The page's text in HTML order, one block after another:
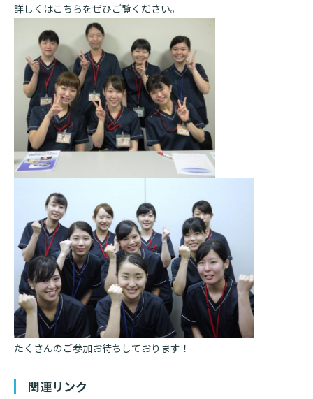
臨床研究に関する情報公開について（オプトアウト）
研究・業績
特長
東部病院の特長
一歩先の医療の提供
広報誌「とーぶたいむ」
公式SNSアカウント一覧
入院のお会計について
ご面会について
ご来院にあたって
交通アクセス
院内のルールについて
フロアマップ
院内施設のご案内
LINEサービスについて
無料低額診療のご案内
東部病院の就労支援サービス
診断書等文書のお申込みについて
連携登録医制度
連携登録医療機関一覧
訪問看護指示書について
医療関係者向け講習・研修
人材開発センター
当院退職後のカルテ閲覧手続きについて
当院退職後のカルテ閲覧手続き
ご寄付のお願い
臨床研究センターのご紹介
クラウドファンディング
診療予約
ご相談・お問い合わせ
取材の申し込み プライバシーポリシー
詳しくはこちらをぜひご覧ください。
たくさんのご参加お待ちしております！
関連リンク